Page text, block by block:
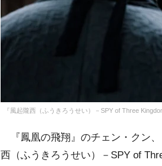
『風起隴西（ふうきろうせい）－SPY of Three
『鳳凰の飛翔』のチェン・クン
西（ふうきろうせい）－SPY of